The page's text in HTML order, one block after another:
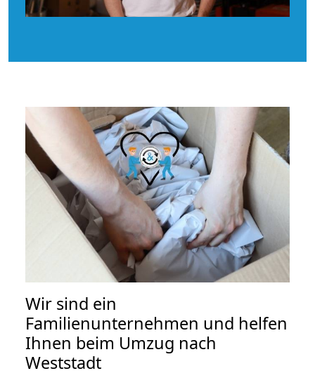
Wir sind ein
Familienunternehmen und helfen
Ihnen beim Umzug nach
Weststadt